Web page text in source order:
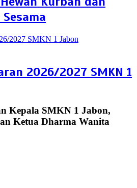
2026/2027 SMKN 1
Kepala SMKN 1 Jabon,
Ketua Dharma Wanita